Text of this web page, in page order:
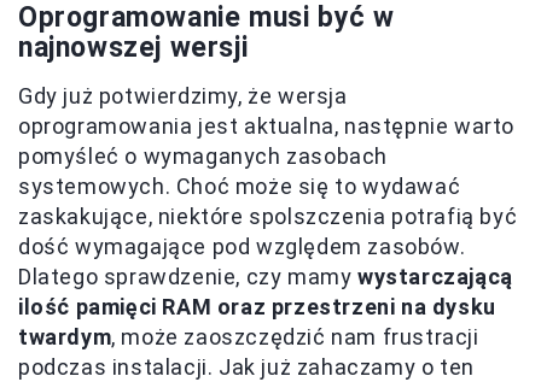
Oprogramowanie musi być w
najnowszej wersji
Gdy już potwierdzimy, że wersja
oprogramowania jest aktualna, następnie warto
pomyśleć o wymaganych zasobach
systemowych. Choć może się to wydawać
zaskakujące, niektóre spolszczenia potrafią być
dość wymagające pod względem zasobów.
Dlatego sprawdzenie, czy mamywystarczającą
ilość pamięci RAM oraz przestrzeni na dysku
twardym, może zaoszczędzić nam frustracji
podczas instalacji. Jak już zahaczamy o ten